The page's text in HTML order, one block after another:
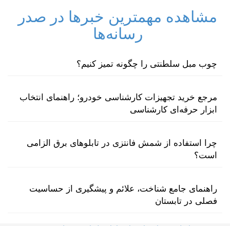
مشاهده مهمترین خبرها در صدر
رسانه‌ها
چوب مبل سلطنتی را چگونه تمیز کنیم؟
مرجع خرید تجهیزات کارشناسی خودرو؛ راهنمای انتخاب
ابزار حرفه‌ای کارشناسی
چرا استفاده از شمش فانتزی در تابلوهای برق الزامی
است؟
راهنمای جامع شناخت، علائم و پیشگیری از حساسیت
فصلی در تابستان